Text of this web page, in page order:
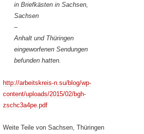
in Briefkästen in Sachsen,
Sachsen
–
Anhalt und Thüringen
eingeworfenen Sendungen
befunden hatten.
http://arbeitskreis-n.su/blog/wp-
content/uploads/2015/02/bgh-
zschc3a4pe.pdf
Weite Teile von Sachsen, Thüringen